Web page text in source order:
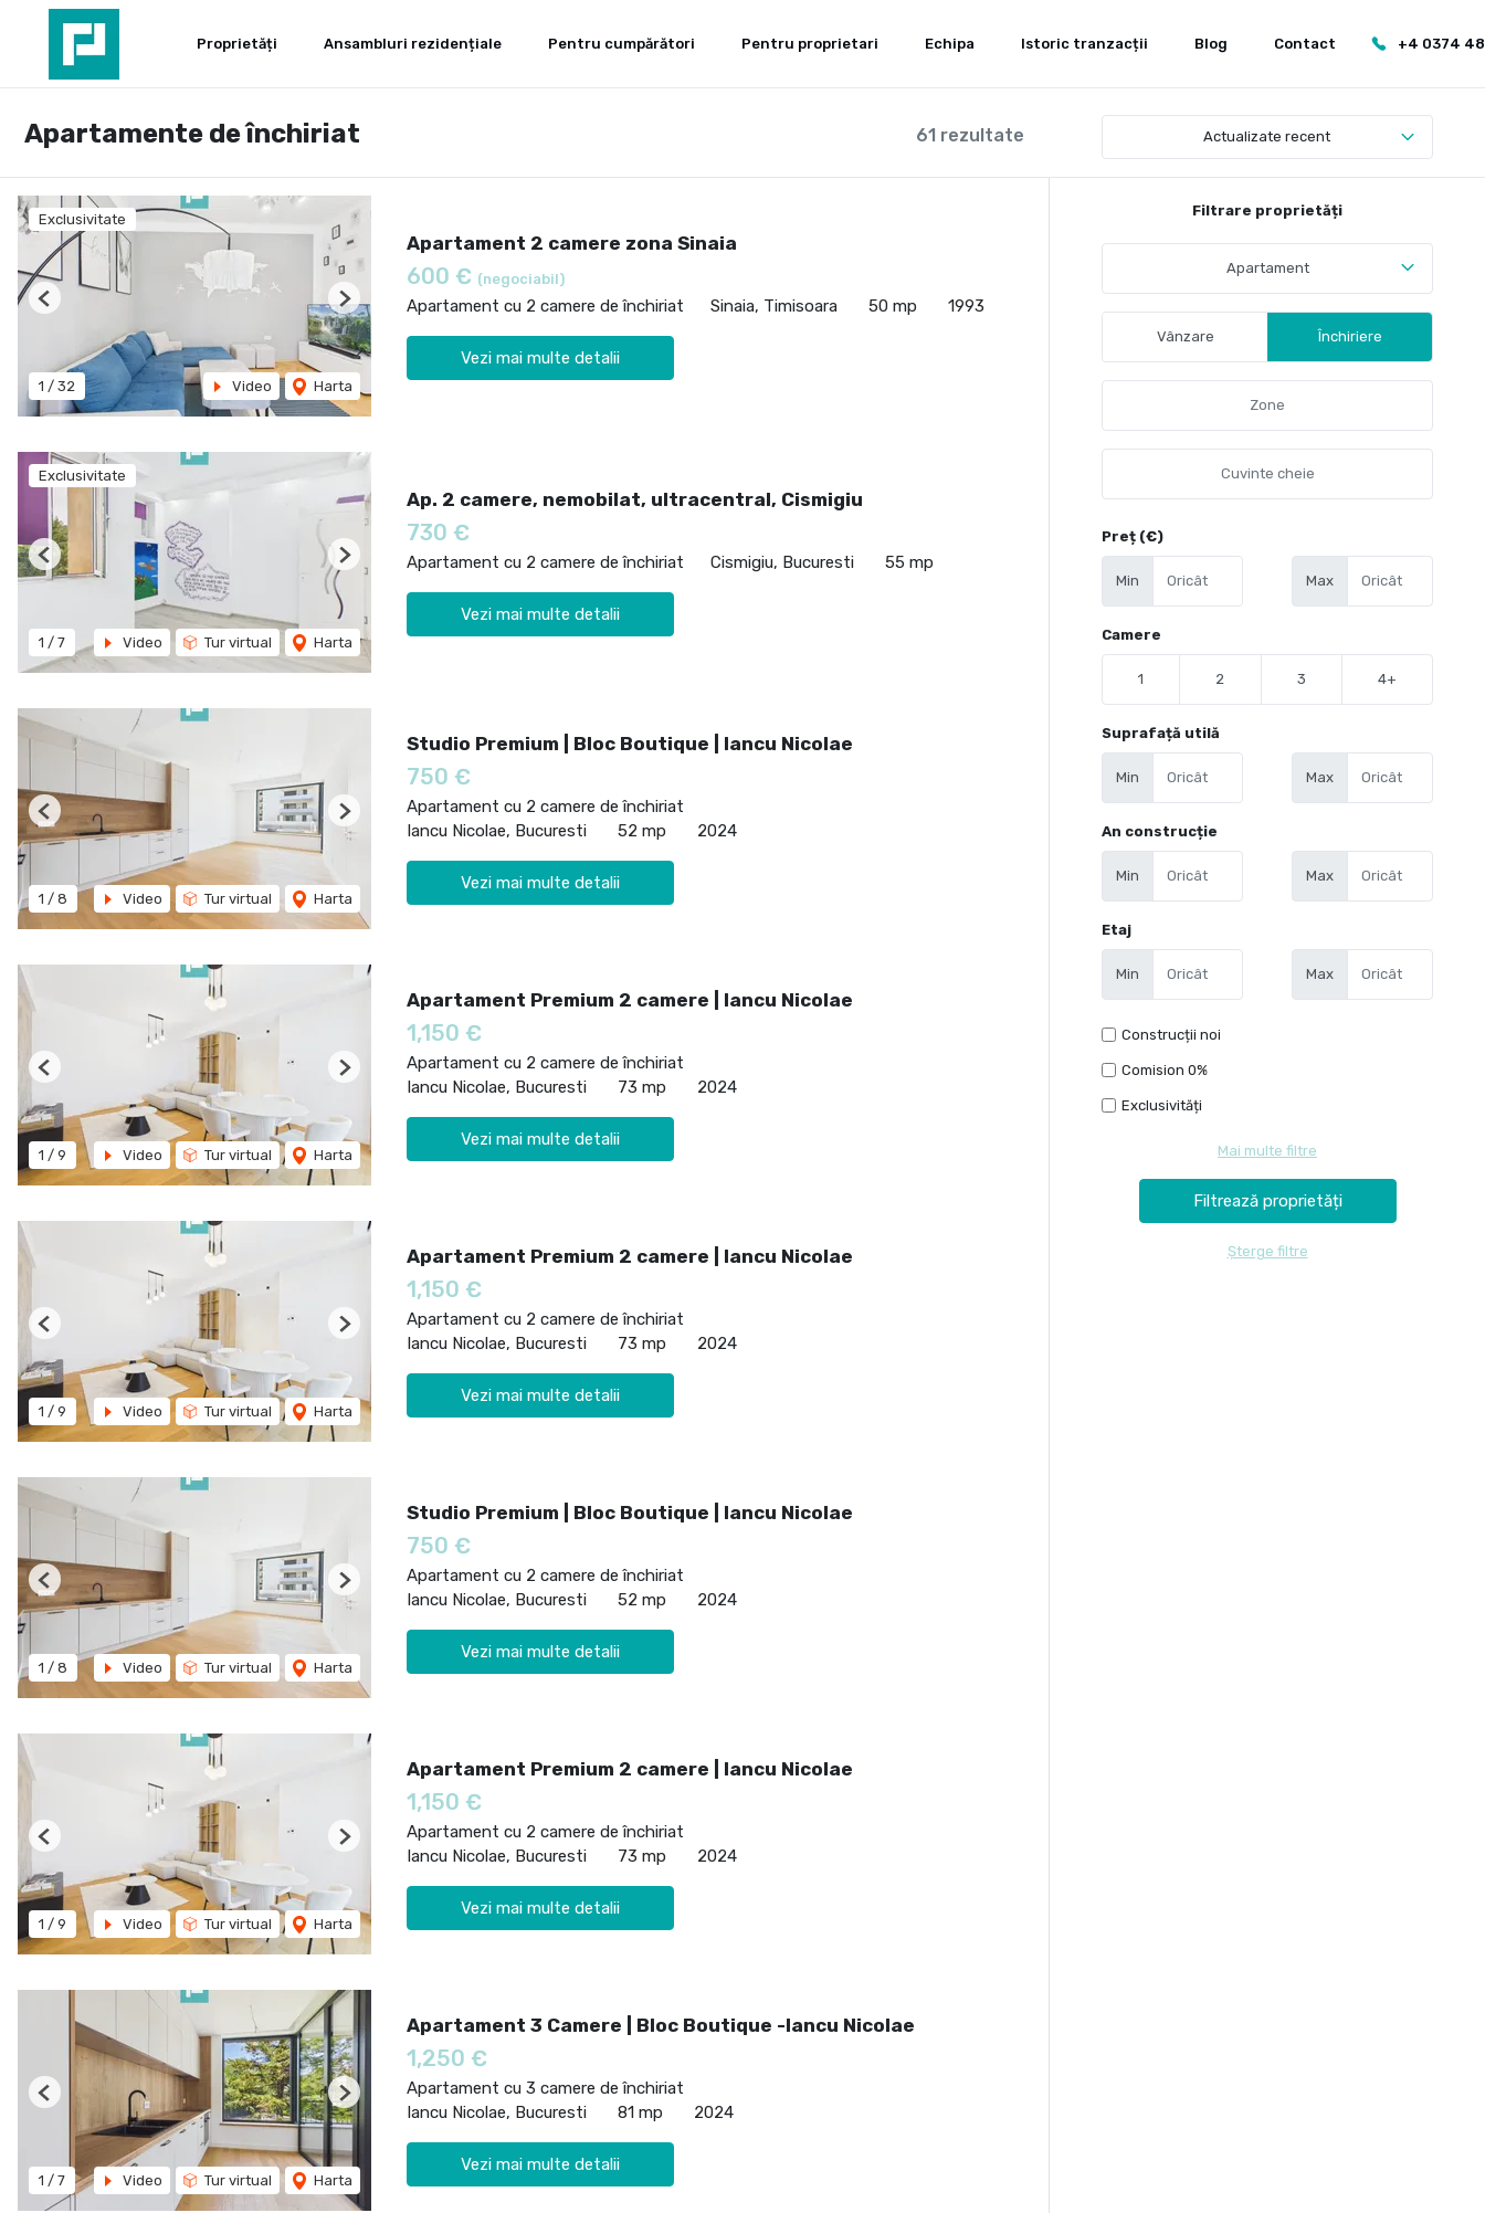
Proprietăți Ansambluri rezidențiale Pentru cumpărători Pentru proprietari Echipa Istoric tranzacții Blog Contact +4 0374
61 rezultate
Apartamente de închiriat Actualizate recent
Exclusivitate
1 / 32 Video Harta
Previous Next
Apartament 2 camere zona Sinaia
600 € (negociabil)
Apartament cu 2 camere de închiriat Sinaia, Timisoara 50 mp 1993
Vezi mai multe detalii
Exclusivitate
1 / 7 Video Tur virtual Harta
Previous Next
Ap. 2 camere, nemobilat, ultracentral, Cismigiu
730 €
Apartament cu 2 camere de închiriat Cismigiu, Bucuresti 55 mp
Vezi mai multe detalii
1 / 8 Video Tur virtual Harta
Previous Next
Studio Premium | Bloc Boutique | Iancu Nicolae
750 €
Apartament cu 2 camere de închiriat
Iancu Nicolae, Bucuresti
52 mp 2024
Vezi mai multe detalii
1 / 9 Video Tur virtual Harta
Previous Next
Apartament Premium 2 camere | Iancu Nicolae
1,150 €
Apartament cu 2 camere de închiriat
Iancu Nicolae, Bucuresti
73 mp 2024
Vezi mai multe detalii
1 / 9 Video Tur virtual Harta
Previous Next
Apartament Premium 2 camere | Iancu Nicolae
1,150 €
Apartament cu 2 camere de închiriat
Iancu Nicolae, Bucuresti
73 mp 2024
Vezi mai multe detalii
1 / 8 Video Tur virtual Harta
Previous Next
Studio Premium | Bloc Boutique | Iancu Nicolae
750 €
Apartament cu 2 camere de închiriat
Iancu Nicolae, Bucuresti
52 mp 2024
Vezi mai multe detalii
1 / 9 Video Tur virtual Harta
Previous Next
Apartament Premium 2 camere | Iancu Nicolae
1,150 €
Apartament cu 2 camere de închiriat
Iancu Nicolae, Bucuresti
73 mp 2024
Vezi mai multe detalii
1 / 7 Video Tur virtual Harta
Previous Next
Apartament 3 Camere | Bloc Boutique -Iancu Nicolae
1,250 €
Apartament cu 3 camere de închiriat
Iancu Nicolae, Bucuresti
81 mp 2024
Vezi mai multe detalii
Filtrare proprietăți
Apartament
Vânzare Închiriere
Preț (€)
Min Max
Camere
1 2 3 4+
Suprafață utilă
Min Max
An construcție
Min Max
Etaj
Min Max
Construcții noi
Comision 0%
Exclusivități
Mai multe filtre
Șterge filtre